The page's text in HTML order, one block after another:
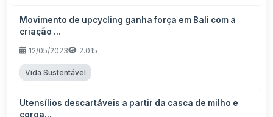
Movimento de upcycling ganha força em Bali com a
criação ...
12/05/2023 2.015
Vida Sustentável
Utensílios descartáveis a partir da casca de milho e
coroa...